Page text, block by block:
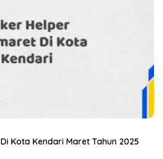
Kota Kendari Maret Tahun 2025